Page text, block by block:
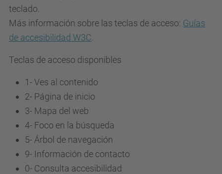
teclado.
Más información sobre las teclas de acceso: Guías
de accesibilidad W3C
Teclas de acceso disponibles
1- Ves al contenido
2- Página de inicio
3- Mapa del web
4- Foco en la búsqueda
5- Árbol de navegación
9- Información de contacto
0- Consulta accesibilidad